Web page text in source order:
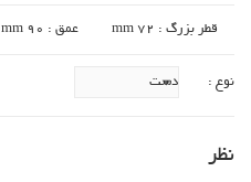
قطر بزرگ : 72 mm عمق : 90 mm
نوع :
نظر